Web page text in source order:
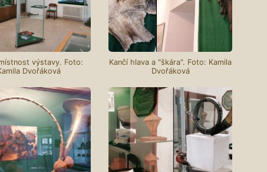
výstavy. Foto:
Dvořáková
Kančí hlava a "škára". Foto: Kamila
Dvořáková